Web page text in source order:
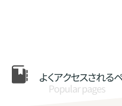
よくアクセスされる
Popular pages